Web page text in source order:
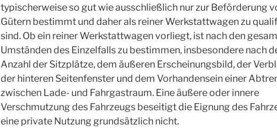
typischerweise so gut wie ausschließlich nur zur Beförderung
Gütern bestimmt und daher als reiner Werkstattwagen zu
sind. Ob ein reiner Werkstattwagen vorliegt, ist nach den
Umständen des Einzelfalls zu bestimmen, insbesondere nach
Anzahl der Sitzplätze, dem äußeren Erscheinungsbild, der
der hinteren Seitenfenster und dem Vorhandensein einer
zwischen Lade- und Fahrgastraum. Eine äußere oder innere
Verschmutzung des Fahrzeugs beseitigt die Eignung des
eine private Nutzung grundsätzlich nicht.